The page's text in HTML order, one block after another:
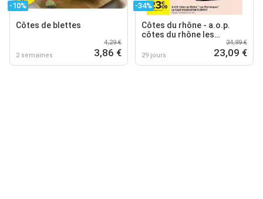
-10%
Côtes de blettes
2 semaines
4,29 €
3,86 €
-34%
Côtes du rhône - a.o.p.
côtes du rhône les
29 jours
34,99 €
23,09 €